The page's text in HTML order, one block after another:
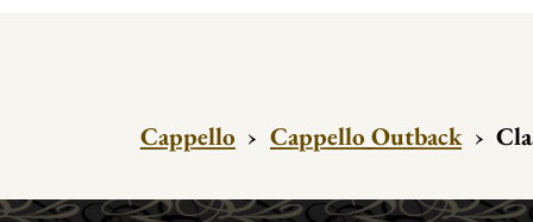
Cappello › Cappello Outback ›